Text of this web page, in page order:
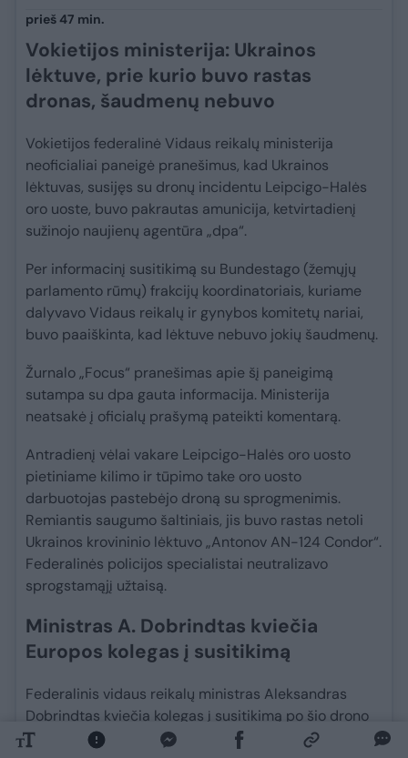
prieš 47 min.
Vokietijos ministerija: Ukrainos
lėktuve, prie kurio buvo rastas
dronas, šaudmenų nebuvo
Vokietijos federalinė Vidaus reikalų ministerija
neoficialiai paneigė pranešimus, kad Ukrainos
lėktuvas, susijęs su dronų incidentu Leipcigo-Halės
oro uoste, buvo pakrautas amunicija, ketvirtadienį
sužinojo naujienų agentūra „dpa“.
Per informacinį susitikimą su Bundestago (žemųjų
parlamento rūmų) frakcijų koordinatoriais, kuriame
dalyvavo Vidaus reikalų ir gynybos komitetų nariai,
buvo paaiškinta, kad lėktuve nebuvo jokių šaudmenų.
Žurnalo „Focus“ pranešimas apie šį paneigimą
sutampa su dpa gauta informacija. Ministerija
neatsakė į oficialų prašymą pateikti komentarą.
Antradienį vėlai vakare Leipcigo-Halės oro uosto
pietiniame kilimo ir tūpimo take oro uosto
darbuotojas pastebėjo droną su sprogmenimis.
Remiantis saugumo šaltiniais, jis buvo rastas netoli
Ukrainos krovininio lėktuvo „Antonov AN-124 Condor“.
Federalinės policijos specialistai neutralizavo
sprogstamąjį užtaisą.
Ministras A. Dobrindtas kviečia
Europos kolegas į susitikimą
Federalinis vidaus reikalų ministras Aleksandras
Dobrindtas kviečia kolegas į susitikimą po šio drono
incidento, ketvirtadienį patvirtino jo ministerija.